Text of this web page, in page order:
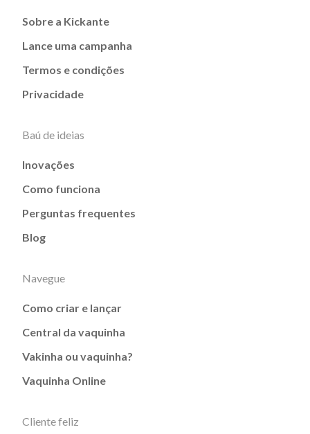
Sobre a Kickante
Lance uma campanha
Termos e condições
Privacidade
Baú de ideias
Inovações
Como funciona
Perguntas frequentes
Blog
Navegue
Como criar e lançar
Central da vaquinha
Vakinha ou vaquinha?
Vaquinha Online
Cliente feliz